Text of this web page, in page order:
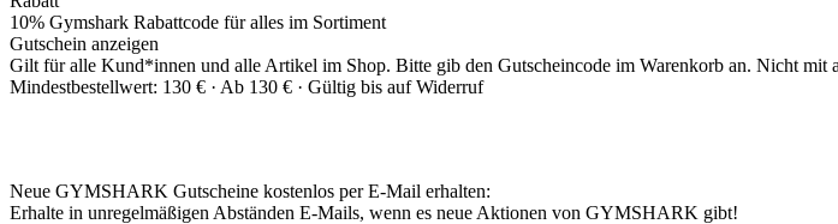
10% Gymshark Rabattcode für alles im Sortiment
Gutschein anzeigen
Gilt für alle Kund*innen und alle Artikel im Shop. Bitte gib den Gutscheincode im Warenkorb an. Nicht mit
Mindestbestellwert: 130 € · Ab 130 € · Gültig bis auf Widerruf
Neue GYMSHARK Gutscheine kostenlos per E-Mail erhalten:
Erhalte in unregelmäßigen Abständen E-Mails, wenn es neue Aktionen von GYMSHARK gibt!